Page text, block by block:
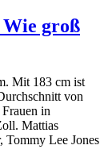
groß
Mit 183 cm ist
von
in
Mattias
Lee Jones